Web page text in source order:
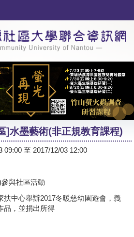
]水墨藝術(非正規教育課程)
09:00 至 2017/12/03 12:00
與社區活動
扶中心舉辦2017冬暖慈幼園遊會，義
品，並捐出所得